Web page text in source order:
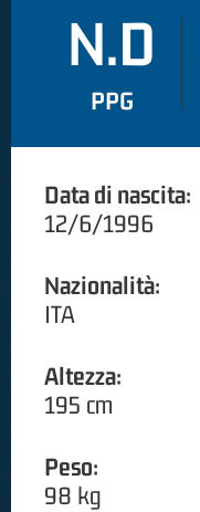
N.D
PPG
Data di nascita:
12/6/1996
Nazionalità:
ITA
Altezza:
195 cm
Peso:
98 kg